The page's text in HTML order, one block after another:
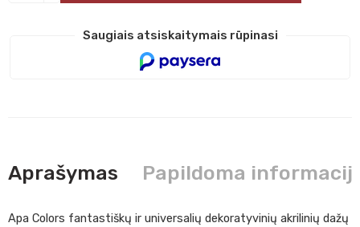
Saugiais atsiskaitymais rūpinasi
Aprašymas Papildoma
Apa Colors fantastiškų ir universalių dekoratyvinių akrilinių dažų